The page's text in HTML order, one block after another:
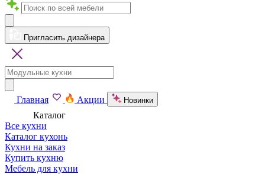
Пригласить дизайнера
Главная Акции Новинки
Каталог
Все кухни
Каталог кухонь
Кухни на заказ
Купить кухню
Мебель для кухни